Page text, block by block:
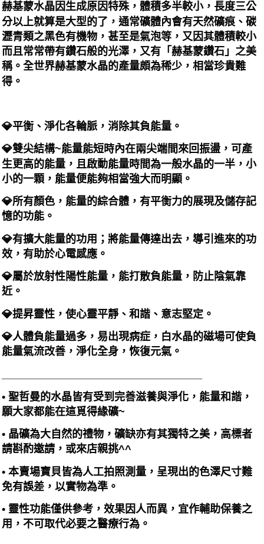
赫基蒙水晶因生成原因特殊，體積多半較小，長度三公
分以上就算是大型的了，通常礦體內會有天然礦痕、碳
瀝青類之黑色有機物，甚至是氣泡等，又因其體積較小
而且常常帶有鑽石般的光澤，又有「赫基蒙鑽石」之美
稱。全世界赫基蒙水晶的產量頗為稀少，相當珍貴難
得。
💎平衡、淨化各輪脈，消除其負能量。
💎雙尖結構~能量能短時內在兩尖端間來回振盪，可產
生更高的能量，且啟動能量時間為一般水晶的一半，小
小的一顆，能量便能夠相當強大而明顯。
💎所有顏色，能量的綜合體，有平衡力的展現及儲存記
憶的功能。
💎有擴大能量的功用；將能量傳達出去，導引進來的功
效，有助於心電感應。
💎屬於放射性陽性能量，能打散負能量，防止陰氣靠
近。
💎提昇靈性，使心靈平靜、和諧、意志堅定。
💎人體負能量過多，易出現病症，白水晶的磁場可使負
能量氣流改善，淨化全身，恢復元氣。
• 聖哲曼的水晶皆有受到完善滋養與淨化，能量和諧，
願大家都能在這覓得緣礦~
• 晶礦為大自然的禮物，礦缺亦有其獨特之美，高標者
請斟酌邀請，或來店親挑^^
• 本賣場寶貝皆為人工拍照測量，呈現出的色澤尺寸難
免有誤差，以實物為準。
• 靈性功能僅供參考，效果因人而異，宜作輔助保養之
用，不可取代必要之醫療行為。